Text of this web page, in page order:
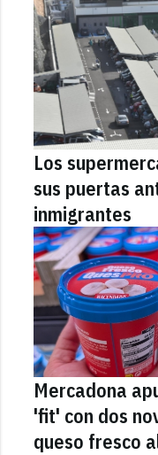
Los
sus puertas
inmigrantes
Mercadona
'fit' con dos
queso fresco